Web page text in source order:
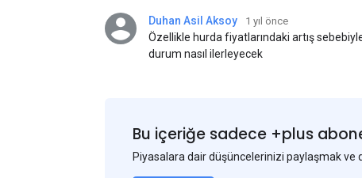
Duhan Asil Aksoy 1 yıl önce
Özellikle hurda fiyatlarındaki artış
durum nasıl ilerleyecek
Bu içeriğe sadece +plus
Piyasalara dair düşüncelerinizi paylaşmak ve